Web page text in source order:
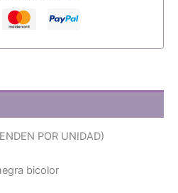
POR UNIDAD)
bicolor